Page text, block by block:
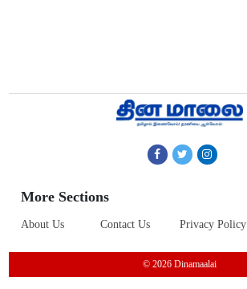
More Sections
About Us Contact Us Privacy Policy
© 2026 Dinamaalai